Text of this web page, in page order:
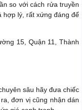
so với cách rửa truyền
hợp lý, rất xứng đáng để
15, Quận 11, Thành
sâu hãy đưa chiếc
đơn vị cũng nhận dán